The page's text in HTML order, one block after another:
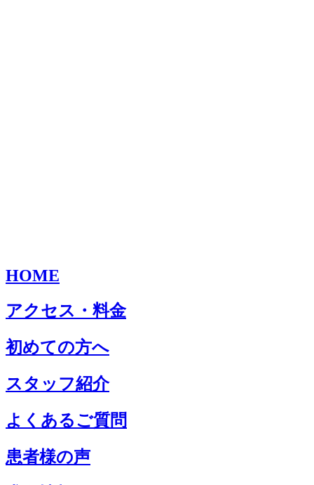
HOME
アクセス・料金
初めての方へ
スタッフ紹介
よくあるご質問
患者様の声